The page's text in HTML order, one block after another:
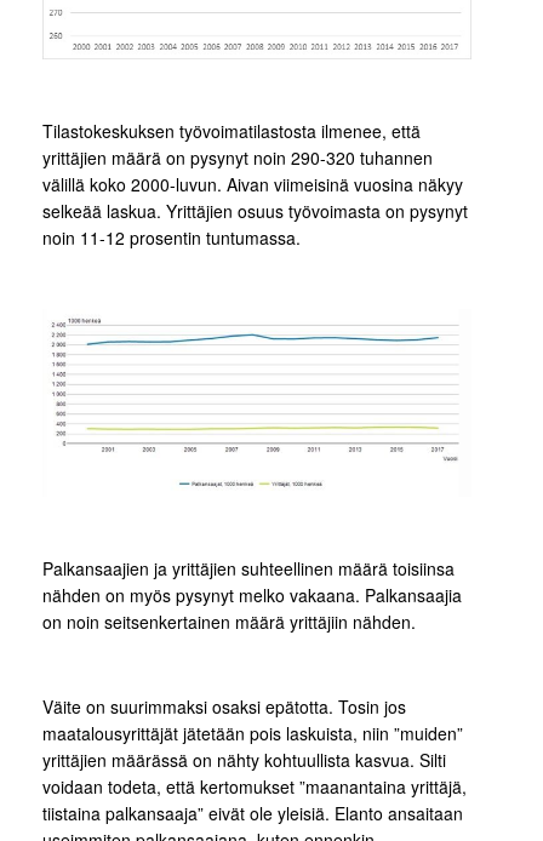
Tilastokeskuksen työvoimatilastosta ilmenee, että
yrittäjien määrä on pysynyt noin 290-320 tuhannen
välillä koko 2000-luvun. Aivan viimeisinä vuosina näkyy
selkeää laskua. Yrittäjien osuus työvoimasta on pysynyt
noin 11-12 prosentin tuntumassa.
Palkansaajien ja yrittäjien suhteellinen määrä toisiinsa
nähden on myös pysynyt melko vakaana. Palkansaajia
on noin seitsenkertainen määrä yrittäjiin nähden.
Väite on suurimmaksi osaksi epätotta. Tosin jos
maatalousyrittäjät jätetään pois laskuista, niin ”muiden”
yrittäjien määrässä on nähty kohtuullista kasvua. Silti
voidaan todeta, että kertomukset ”maanantaina yrittäjä,
tiistaina palkansaaja” eivät ole yleisiä. Elanto ansaitaan